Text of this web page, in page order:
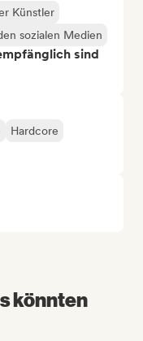
Künstler
sozialen Medien
sind
Hardcore
könnten